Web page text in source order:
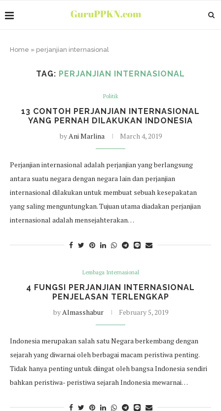
Home » perjanjian internasional
TAG: PERJANJIAN INTERNASIONAL
Politik
13 CONTOH PERJANJIAN INTERNASIONAL
YANG PERNAH DILAKUKAN INDONESIA
byAni Marlina March 4, 2019
Perjanjian internasional adalah perjanjian yang berlangsung
antara suatu negara dengan negara lain dan perjanjian
internasional dilakukan untuk membuat sebuah kesepakatan
yang saling menguntungkan. Tujuan utama diadakan perjanjian
internasional adalah mensejahterakan…
Lembaga Internasional
4 FUNGSI PERJANJIAN INTERNASIONAL
PENJELASAN TERLENGKAP
byAlmasshabur February 5, 2019
Indonesia merupakan salah satu Negara berkembang dengan
sejarah yang diwarnai oleh berbagai macam peristiwa penting.
Tidak hanya penting untuk diingat oleh bangsa Indonesia sendiri
bahkan peristiwa- peristiwa sejarah Indonesia mewarnai…